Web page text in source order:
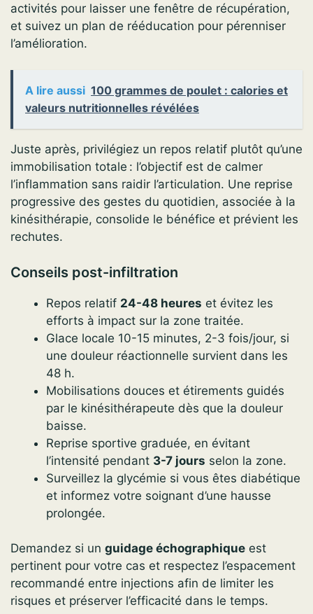
activités pour laisser une fenêtre de récupération,
et suivez un plan de rééducation pour pérenniser
l’amélioration.
A lire aussi 100 grammes de poulet : calories et
valeurs nutritionnelles révélées
Juste après, privilégiez un repos relatif plutôt qu’une
immobilisation totale : l’objectif est de calmer
l’inflammation sans raidir l’articulation. Une reprise
progressive des gestes du quotidien, associée à la
kinésithérapie, consolide le bénéfice et prévient les
rechutes.
Conseils post-infiltration
Repos relatif 24-48 heures et évitez les
efforts à impact sur la zone traitée.
Glace locale 10-15 minutes, 2-3 fois/jour, si
une douleur réactionnelle survient dans les
48 h.
Mobilisations douces et étirements guidés
par le kinésithérapeute dès que la douleur
baisse.
Reprise sportive graduée, en évitant
l’intensité pendant 3-7 jours selon la zone.
Surveillez la glycémie si vous êtes diabétique
et informez votre soignant d’une hausse
prolongée.
Demandez si un guidage échographique est
pertinent pour votre cas et respectez l’espacement
recommandé entre injections afin de limiter les
risques et préserver l’efficacité dans le temps.